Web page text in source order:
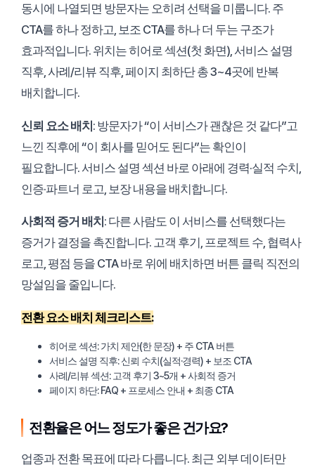
동시에 나열되면 방문자는 오히려 선택을 미룹니다. 주
CTA를 하나 정하고, 보조 CTA를 하나 더 두는 구조가
효과적입니다. 위치는 히어로 섹션(첫 화면), 서비스 설명
직후, 사례/리뷰 직후, 페이지 최하단 총 3~4곳에 반복
배치합니다.
신뢰 요소 배치: 방문자가 “이 서비스가 괜찮은 것 같다”고
느낀 직후에 “이 회사를 믿어도 된다”는 확인이
필요합니다. 서비스 설명 섹션 바로 아래에 경력·실적 수치,
인증·파트너 로고, 보장 내용을 배치합니다.
사회적 증거 배치 : 다른 사람도 이 서비스를 선택했다는
증거가 결정을 촉진합니다. 고객 후기, 프로젝트 수, 협력사
로고, 평점 등을 CTA 바로 위에 배치하면 버튼 클릭 직전의
망설임을 줄입니다.
전환 요소 배치 체크리스트:
히어로 섹션: 가치 제안(한 문장) + 주 CTA 버튼
서비스 설명 직후: 신뢰 수치(실적·경력) + 보조 CTA
사례/리뷰 섹션: 고객 후기 3~5개 + 사회적 증거
페이지 하단: FAQ + 프로세스 안내 + 최종 CTA
전환율은 어느 정도가 좋은 건가요?
업종과 전환 목표에 따라 다릅니다. 최근 외부 데이터만